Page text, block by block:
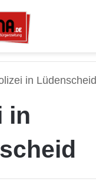
in Lüdenscheid
in